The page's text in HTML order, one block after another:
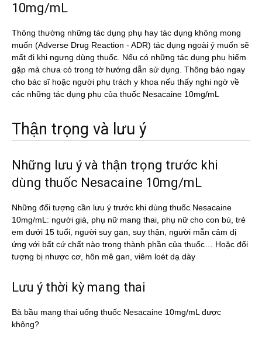
10mg/mL
Thông thường những tác dụng phụ hay tác dụng không mong
muốn (Adverse Drug Reaction - ADR) tác dụng ngoài ý muốn sẽ
mất đi khi ngưng dùng thuốc. Nếu có những tác dụng phụ hiếm
gặp mà chưa có trong tờ hướng dẫn sử dụng. Thông báo ngay
cho bác sĩ hoặc người phụ trách y khoa nếu thấy nghi ngờ về
các những tác dụng phụ của thuốc Nesacaine 10mg/mL
Thận trọng và lưu ý
Những lưu ý và thận trọng trước khi
dùng thuốc Nesacaine 10mg/mL
Những đối tượng cần lưu ý trước khi dùng thuốc Nesacaine
10mg/mL: người già, phụ nữ mang thai, phụ nữ cho con bú, trẻ
em dưới 15 tuổi, người suy gan, suy thận, người mẫn cảm dị
ứng với bất cứ chất nào trong thành phần của thuốc… Hoặc đối
tượng bị nhược cơ, hôn mê gan, viêm loét dạ dày
Lưu ý thời kỳ mang thai
Bà bầu mang thai uống thuốc Nesacaine 10mg/mL được
không?